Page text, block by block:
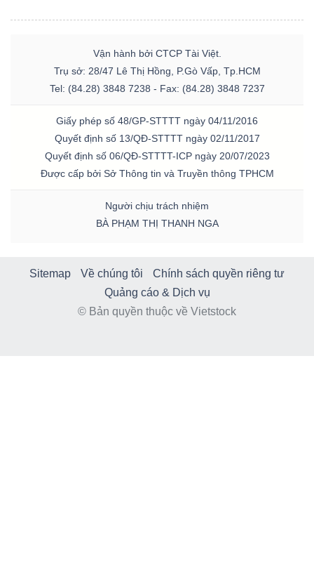
Vận hành bởi CTCP Tài Việt.
Trụ sở: 28/47 Lê Thị Hồng, P.Gò Vấp, Tp.HCM
Tel: (84.28) 3848 7238 - Fax: (84.28) 3848 7237
Giấy phép số 48/GP-STTTT ngày 04/11/2016
Quyết định số 13/QĐ-STTTT ngày 02/11/2017
Quyết định số 06/QĐ-STTTT-ICP ngày 20/07/2023
Được cấp bởi Sở Thông tin và Truyền thông TPHCM
Người chịu trách nhiệm
BÀ PHẠM THỊ THANH NGA
Sitemap Về chúng tôi
Chính sách quyền riêng tư
Quảng cáo & Dịch vụ
© Bản quyền thuộc về Vietstock